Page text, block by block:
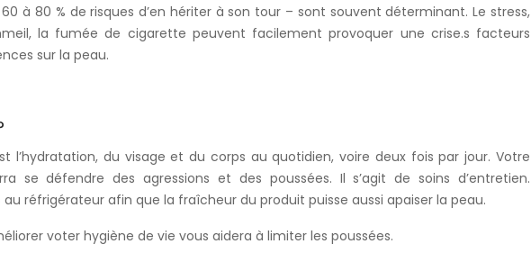
à 80 % de risques d’en hériter à son tour – sont souvent déterminant. Le stress,
la fumée de cigarette peuvent facilement provoquer une crise.s facteurs
sur la peau.
l’hydratation, du visage et du corps au quotidien, voire deux fois par jour. Votre
se défendre des agressions et des poussées. Il s’agit de soins d’entretien.
au réfrigérateur afin que la fraîcheur du produit puisse aussi apaiser la peau.
voter hygiène de vie vous aidera à limiter les poussées.